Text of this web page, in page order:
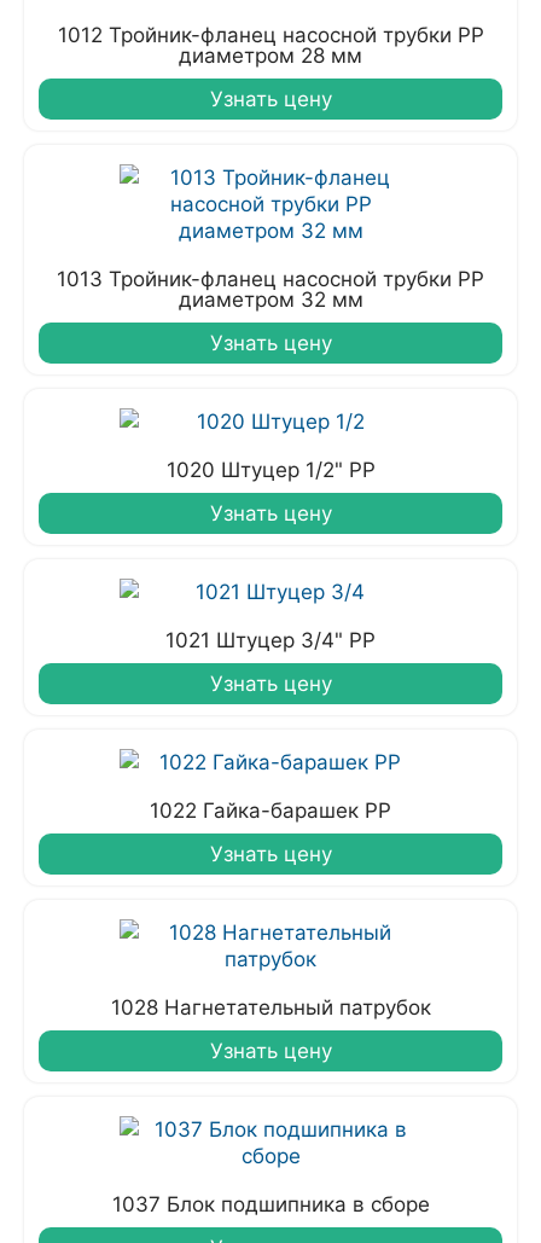
1012 Тройник-фланец насосной трубки РР
диаметром 28 мм
Узнать цену
1013 Тройник-фланец насосной трубки РР
диаметром 32 мм
Узнать цену
1020 Штуцер 1/2" PP
Узнать цену
1021 Штуцер 3/4" PP
Узнать цену
1022 Гайка-барашек PP
Узнать цену
1028 Нагнетательный патрубок
Узнать цену
1037 Блок подшипника в сборе